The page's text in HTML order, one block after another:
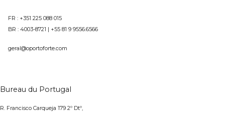
FR : +351 225 088 015
BR : 4003-8721 | +55 81 9 9556.6566
geral@oportoforte.com
Bureau du Portugal
R. Francisco Carqueja 179 2º Dtº,